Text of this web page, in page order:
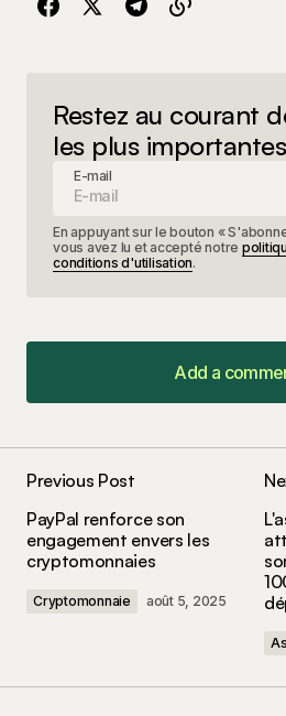
Restez au courant
les plus importantes
E-mail
En appuyant sur le bouton «
vous avez lu et accepté notre
conditions d'utilisation.
Add a
Add a
champs obligatoires sont
Previous Post
PayPal renforce son
engagement envers les
cryptomonnaies
Cryptomonnaie août 5, 2025